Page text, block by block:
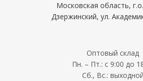
Московская область,
Дзержинский, ул.
Оптовый склад
Пн. – Пт.: с 9:00 до
Сб., Вс.: выходной